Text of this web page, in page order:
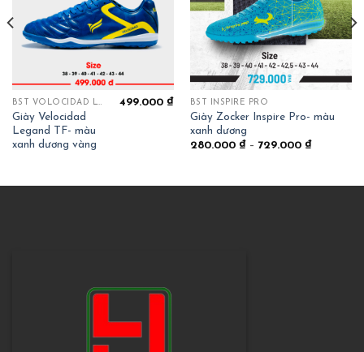
BST VOLOCIDAD LEGEND
Giày Velocidad
Legand TF- màu
xanh dương vàng
499.000₫ BST INSPIRE PRO
Giày Zocker Inspire Pro- màu
xanh dương
280.000 ₫ – 729.000 ₫